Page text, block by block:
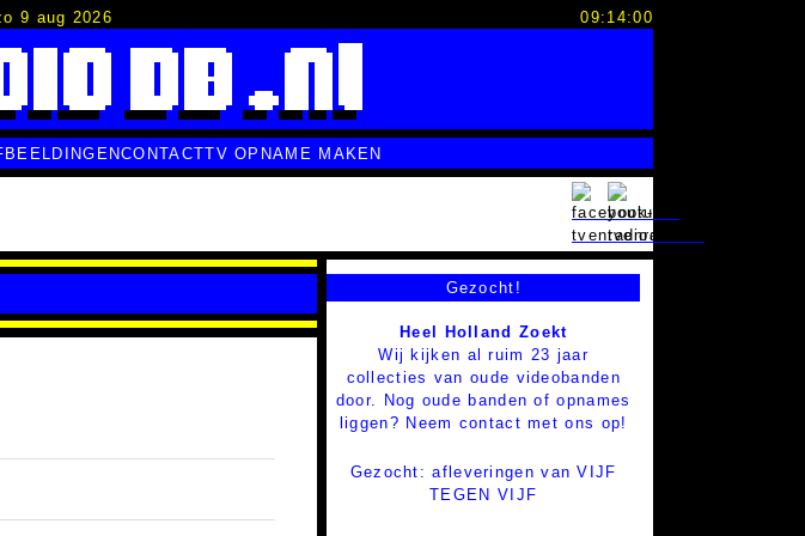
9 aug 2026 09:14:01
CONTACTTV OPNAME MAKEN
Gezocht!
Heel Holland Zoekt
Wij kijken al ruim 23 jaar
collecties van oude videobanden
door. Nog oude banden of opnames
liggen? Neem contact met ons op!
Gezocht: afleveringen van VIJF
TEGEN VIJF